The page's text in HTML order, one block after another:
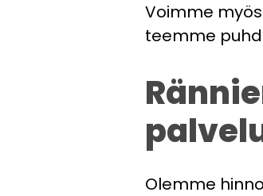
Voimme
teemme
Olemme